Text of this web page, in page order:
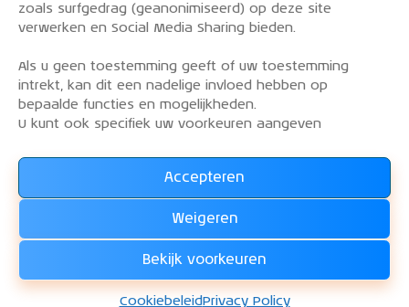
zoals surfgedrag (geanonimiseerd) op deze site
verwerken en Social Media Sharing bieden.
Als u geen toestemming geeft of uw toestemming
intrekt, kan dit een nadelige invloed hebben op
bepaalde functies en mogelijkheden.
U kunt ook specifiek uw voorkeuren aangeven
Accepteren
Weigeren
Bekijk voorkeuren
Cookiebeleid Privacy Policy
VLOOT
Word lid van de KLM Aeroclub. Basis lid, simulator
lid of vliegend lid. Ook niet KLM-ers zijn welkom!
Lees alles over het lidmaatschap van de KLM Aeroclub
WORD LID !!!
© 2026. Alle rechten voorbehouden.